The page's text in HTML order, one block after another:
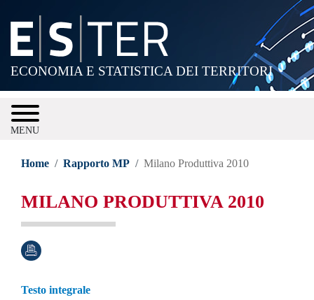
al
contenuto
principale
ECONOMIA E STATISTICA DEI TERRITORI
MENU
Home Rapporto MP Milano Produttiva 2010
MILANO PRODUTTIVA 2010
Testo integrale